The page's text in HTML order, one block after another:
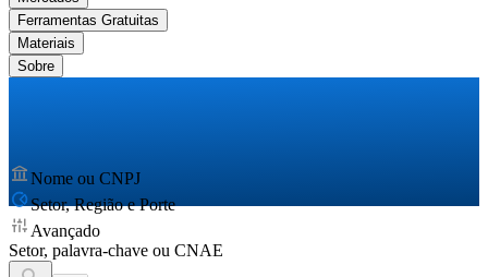
Ferramentas Gratuitas
Materiais
Sobre
Nome ou CNPJ
Setor, Região e Porte
Avançado
Setor, palavra-chave ou CNAE